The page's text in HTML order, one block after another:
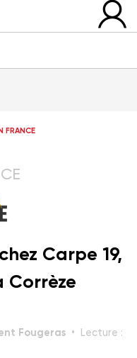
FRANCE
Carpe 19,
Fougeras Lecture :